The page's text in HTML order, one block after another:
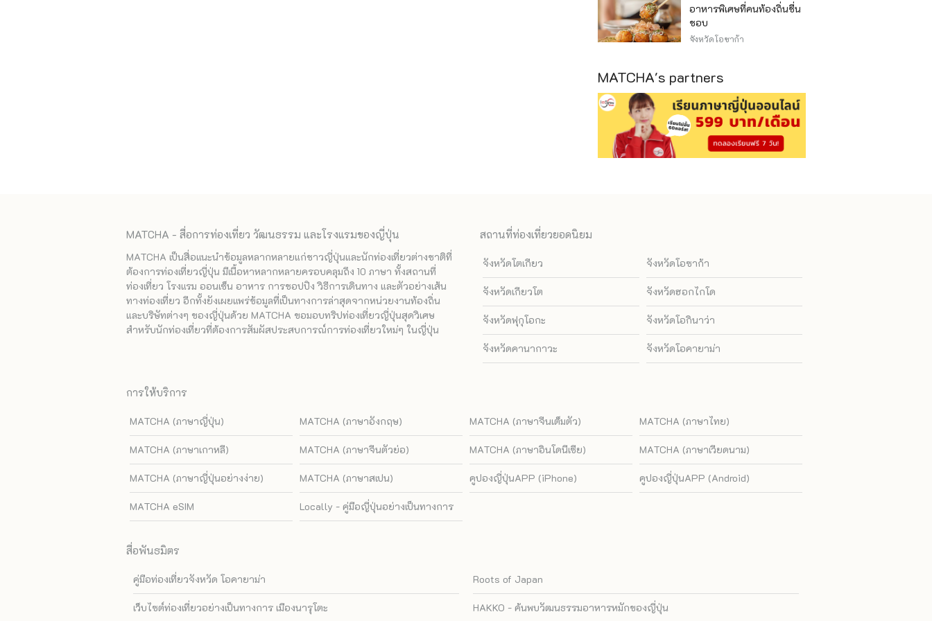
อาหารพิเศษที่คนท้องถิ่นชื่น
ชอบ
จังหวัดโอซาก้า
MATCHA's partners
MATCHA - สื่อการท่องเที่ยว วัฒนธรรม และโรงแรมของญี่ปุ่น
MATCHA เป็นสื่อแนะนำข้อมูลหลากหลายแก่ชาวญี่ปุ่นและนักท่องเที่ยวต่างชาติที่
ต้องการท่องเที่ยวญี่ปุ่น มีเนื้อหาหลากหลายครอบคลุมถึง 10 ภาษา ทั้งสถานที่
ท่องเที่ยว โรงแรม ออนเซ็น อาหาร การชอปปิง วิธีการเดินทาง และตัวอย่างเส้น
ทางท่องเที่ยว อีกทั้งยังเผยแพร่ข้อมูลที่เป็นทางการล่าสุดจากหน่วยงานท้องถิ่น
และบริษัทต่างๆ ของญี่ปุ่นด้วย MATCHA ขอมอบทริปท่องเที่ยวญี่ปุ่นสุดวิเศษ
สำหรับนักท่องเที่ยวที่ต้องการสัมผัสประสบการณ์การท่องเที่ยวใหม่ๆ ในญี่ปุ่น
สถานที่ท่องเที่ยวยอดนิยม
จังหวัดโตเกียว จังหวัดโอซาก้า
จังหวัดเกียวโต จังหวัดฮอกไกโด
จังหวัดฟุกุโอกะ จังหวัดโอกินาว่า
จังหวัดคานากาวะ จังหวัดโอคายาม่า
การให้บริการ
MATCHA (ภาษาญี่ปุ่น) MATCHA (ภาษาอังกฤษ) MATCHA (ภาษาจีนเต็มตัว) MATCHA (ภาษาไทย)
MATCHA (ภาษาเกาหลี) MATCHA (ภาษาจีนตัวย่อ) MATCHA (ภาษาอินโดนีเซีย) MATCHA (ภาษาเวียดนาม)
MATCHA (ภาษาญี่ปุ่นอย่างง่าย) MATCHA (ภาษาสเปน) คูปองญี่ปุ่นAPP (iPhone) คูปองญี่ปุ่นAPP (Android)
MATCHA eSIM Locally - คู่มือญี่ปุ่นอย่างเป็นทางการ
สื่อพันธมิตร
คู่มือท่องเที่ยวจังหวัด โอคายาม่า Roots of Japan
เว็บไซต์ท่องเที่ยวอย่างเป็นทางการ เมืองนารุโตะ HAKKO - ค้นพบวัฒนธรรมอาหารหมักของญี่ปุ่น